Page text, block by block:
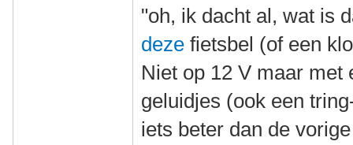
"oh, ik dacht al, wat is
deze fietsbel (of een
Niet op 12 V maar met
geluidjes (ook een
iets beter dan de